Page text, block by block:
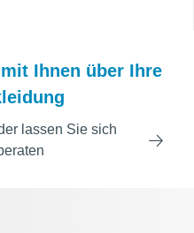
Ihnen über Ihre
lassen Sie sich